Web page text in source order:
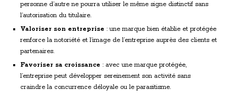
personne d’autre ne pourra utiliser le même signe distinctif sans
l’autorisation du titulaire.
Valoriser son entreprise : une marque bien établie et protégée
renforce la notoriété et l’image de l’entreprise auprès des clients et
partenaires.
Favoriser sa croissance : avec une marque protégée,
l’entreprise peut développer sereinement son activité sans
craindre la concurrence déloyale ou le parasitisme.